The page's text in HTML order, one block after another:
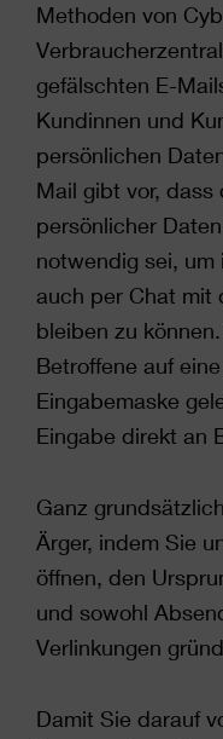
Methoden von
gefälschten E-
Kundinnen und
persönlichen
Mail gibt vor, dass
persönlicher
notwendig sei, um
auch per Chat mit
bleiben zu
Betroffene auf
Eingabemaske
Eingabe direkt an
Ganz
Ärger, indem Sie
öffnen, den
und sowohl
Verlinkungen
Damit Sie darauf